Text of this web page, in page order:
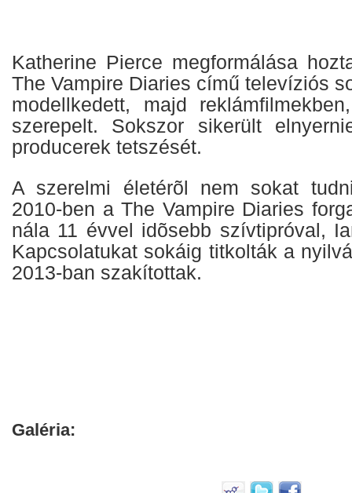
Katherine Pierce megformálása
The Vampire Diaries című televíziós
modellkedett, majd
szerepelt. Sokszor sikerült
producerek tetszését.
A szerelmi életérõl nem sokat
2010-ben a The Vampire Diaries
nála 11 évvel idõsebb szívtipróval,
Kapcsolatukat sokáig titkolták a
2013-ban szakítottak.
Galéria: